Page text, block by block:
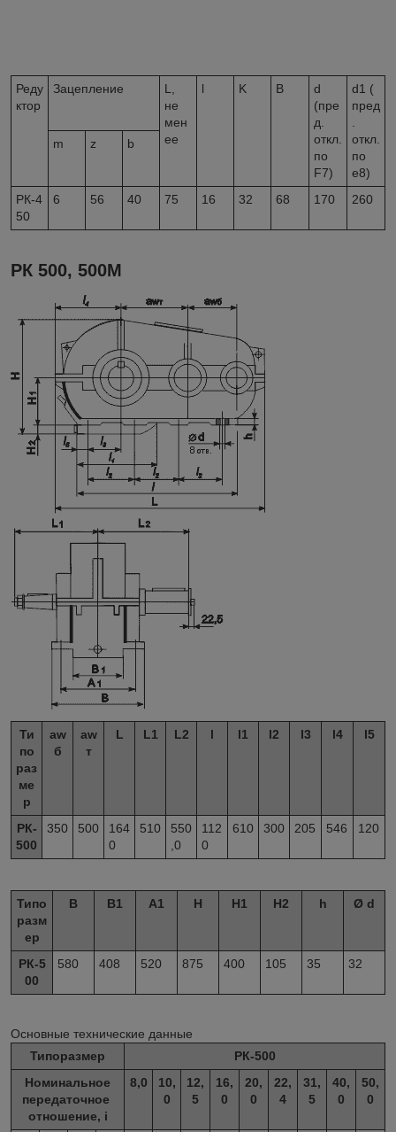
Реду
ктор
Зацепление
L,
не
мен
ее
l K B
d
(пре
д.
откл.
по
F7)
d1 (
пред
.
откл.
по
e8)
m z b
РК-4
50
6 56 40 75 16 32 68 170 260
РК 500, 500М
Ти
по
раз
ме
р
aw
б
aw
т
L L1 L2 l l1 l2 l3 l4 l5
PК-
500
350 500
164
0
510
550
,0
112
0
610 300 205 546 120
Типо
разм
ер
B B1 А1 H H1 H2 h Ø d
PК-5
00
580 408 520 875 400 105 35 32
Основные технические данные
Типоразмер
РК-500
Номинальное
передаточное
отношение, i
8,0
10,
0
12,
5
16,
0
20,
0
22,
4
31,
5
40,
0
50,
0